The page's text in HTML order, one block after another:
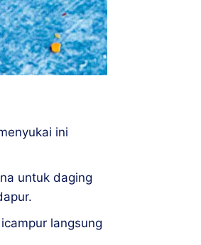
ini
untuk daging
langsung